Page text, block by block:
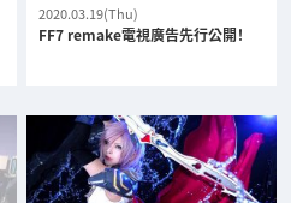
2020.03.19(Thu)
FF7 remake電視廣告先行公開！